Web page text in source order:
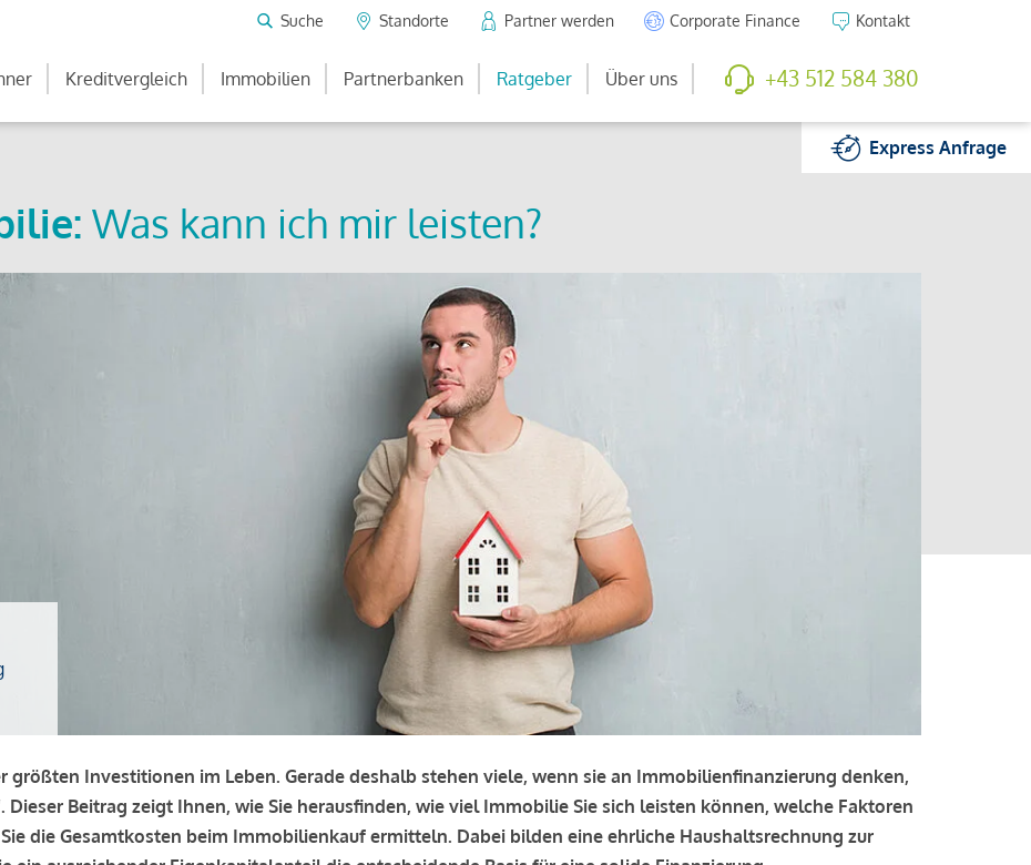
Suche Standorte Partner werden Corporate Finance Kontakt
Kreditvergleich Immobilien Partnerbanken Ratgeber Über uns +43 512 584 380
ExpressAnfrage
Was kann ich mir leisten?
größten Investitionen im Leben. Gerade deshalb stehen viele, wenn sie an Immobilienfinanzierung denken,
Dieser Beitrag zeigt Ihnen, wie Sie herausfinden, wie viel Immobilie Sie sich leisten können, welche Faktoren
die Gesamtkosten beim Immobilienkauf ermitteln. Dabei bilden eine ehrliche Haushaltsrechnung zur